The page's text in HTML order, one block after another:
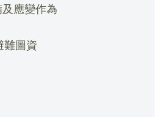
應變作為
難圖資